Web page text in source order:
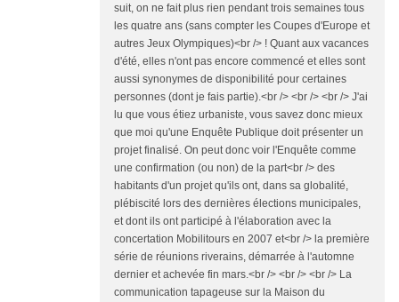
suit, on ne fait plus rien pendant trois semaines tous
les quatre ans (sans compter les Coupes d'Europe et
autres Jeux Olympiques)<br /> ! Quant aux vacances
d'été, elles n'ont pas encore commencé et elles sont
aussi synonymes de disponibilité pour certaines
personnes (dont je fais partie).<br /> <br /> <br /> J'ai
lu que vous étiez urbaniste, vous savez donc mieux
que moi qu'une Enquête Publique doit présenter un
projet finalisé. On peut donc voir l'Enquête comme
une confirmation (ou non) de la part<br /> des
habitants d'un projet qu'ils ont, dans sa globalité,
plébiscité lors des dernières élections municipales,
et dont ils ont participé à l'élaboration avec la
concertation Mobilitours en 2007 et<br /> la première
série de réunions riverains, démarrée à l'automne
dernier et achevée fin mars.<br /> <br /> <br /> La
communication tapageuse sur la Maison du